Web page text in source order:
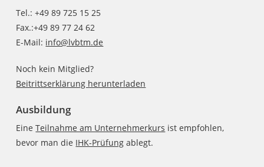
Tel.: +49 89 725 15 25
Fax.:+49 89 77 24 62
E-Mail: info@lvbtm.de
Noch kein Mitglied?
Beitrittserklärung herunterladen
Ausbildung
EineTeilnahme am Unternehmerkurs ist empfohlen,
bevor man die IHK-Prüfung ablegt.